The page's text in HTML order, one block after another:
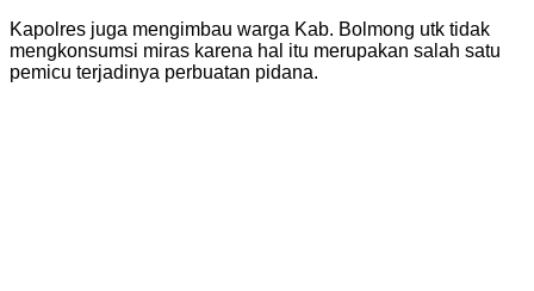
Kapolres juga mengimbau warga Kab. Bolmong utk tidak
mengkonsumsi miras karena hal itu merupakan salah satu
pemicu terjadinya perbuatan pidana.